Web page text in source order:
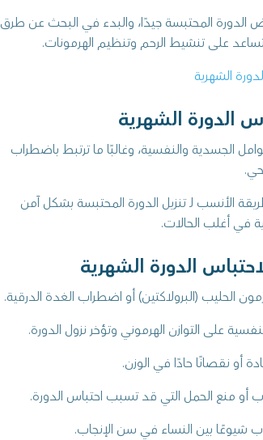
الدورة المحتبسة جيدًا، والبدء في البحث عن طرق
تساعد على تنشيط الرحم وتنظيم الهرمونات.
الشهرية
الدورة الشهرية
الجسدية والنفسية، وغالبًا ما ترتبط باضطراب
الأنسب لـ تنزيل الدورة المحتبسة بشكل آمن
في أغلب الحالات.
الدورة الشهرية
الحليب (البرولاكتين) أو اضطراب الغدة الدرقية.
على التوازن الهرموني وتؤخر نزول الدورة.
أو نقصانًا حادًا في الوزن.
أو منع الحمل التي قد تسبب احتباس الدورة.
شيوعًا بين النساء في سن الإنجاب.